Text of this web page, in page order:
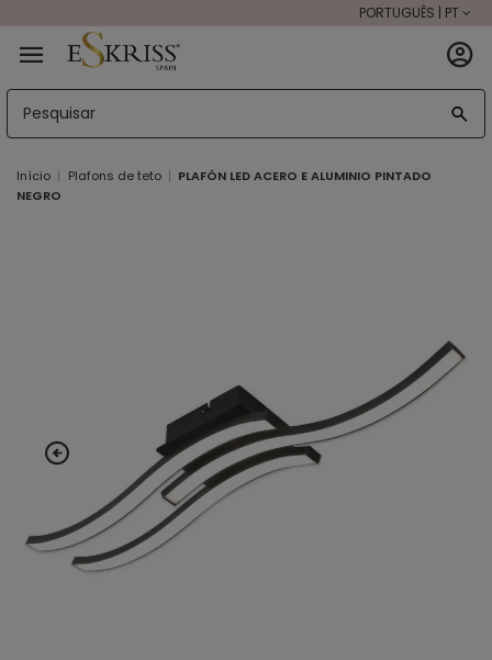
PORTUGUÊS | PT
Início Plafons de teto
PLAFÓN LED ACERO E ALUMINIO PINTADO
NEGRO